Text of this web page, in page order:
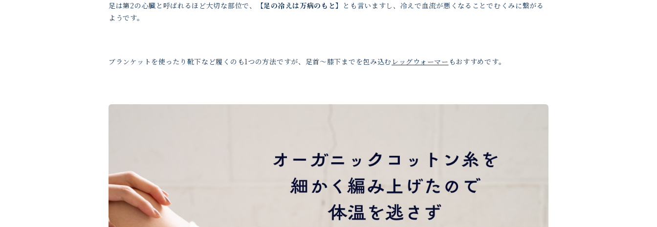
足は第2の心臓と呼ばれるほど大切な部位で、【足の冷えは万病のもと】とも言いますし、冷えで血流が悪くなることでむくみに繋がる
ようです。
ブランケットを使ったり靴下など履くのも1つの方法ですが、足首〜膝下までを包み込む レッグウォーマー もおすすめです。